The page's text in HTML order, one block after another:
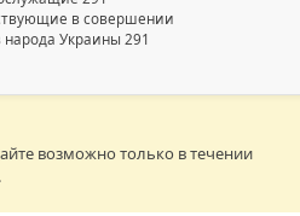
в совершении
Украины 291
возможно только в течении